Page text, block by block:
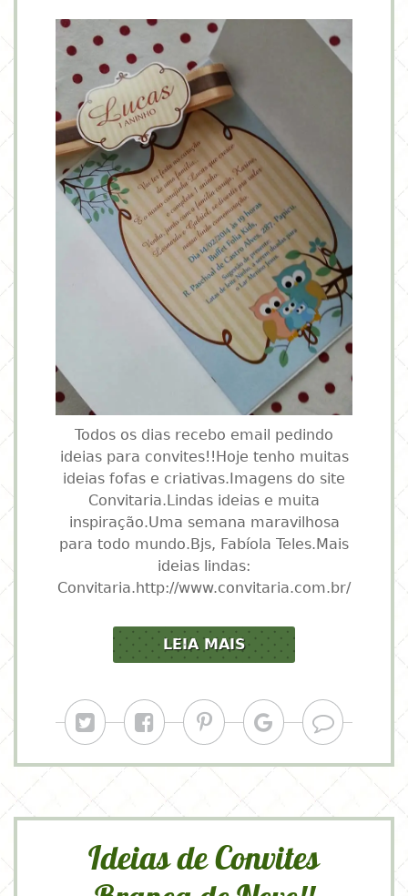
Todos os dias recebo email pedindo
ideias para convites!!Hoje tenho muitas
ideias fofas e criativas.Imagens do site
Convitaria.Lindas ideias e muita
inspiração.Uma semana maravilhosa
para todo mundo.Bjs, Fabíola Teles.Mais
ideias lindas:
Convitaria.http://www.convitaria.com.br/
LEIA MAIS
Ideias de Convites